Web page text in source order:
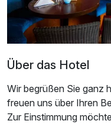
Über das Hotel
Wir begrüßen Sie ganz
freuen uns über Ihren
Zur Einstimmung